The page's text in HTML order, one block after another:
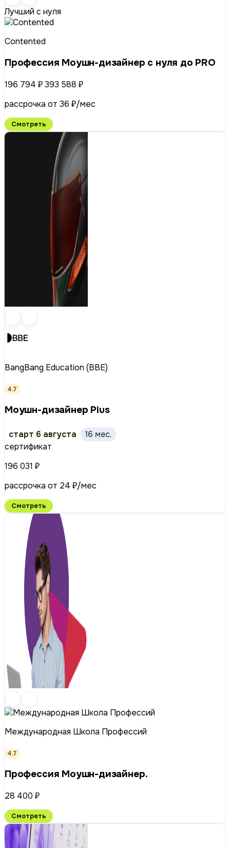
Лучший с нуля
Contented
Профессия Моушн-дизайнер c нуля до PRO
196 794 ₽393 588 ₽
рассрочка от 36 ₽/мес
Смотреть
BangBang Education (BBE)
4.7
Моушн-дизайнер Plus
старт 6 августа
16 мес.
сертификат
196 031 ₽
рассрочка от 24 ₽/мес
Смотреть
Международная Школа Профессий
4.7
Профессия Моушн-дизайнер.
28 400 ₽
Смотреть